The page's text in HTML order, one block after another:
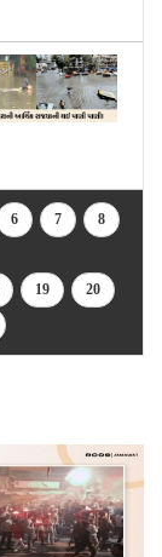
6 7 8
19 20